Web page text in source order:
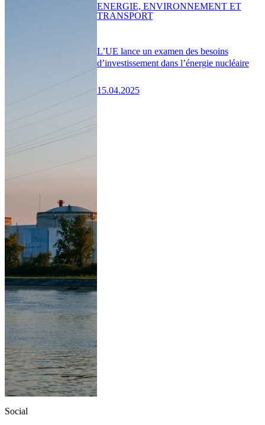
L’UE lance un examen des besoins
d’investissement dans l’énergie nucléaire
15.04.2025
ENERGIE, ENVIRONNEMENT ET
TRANSPORT
Social